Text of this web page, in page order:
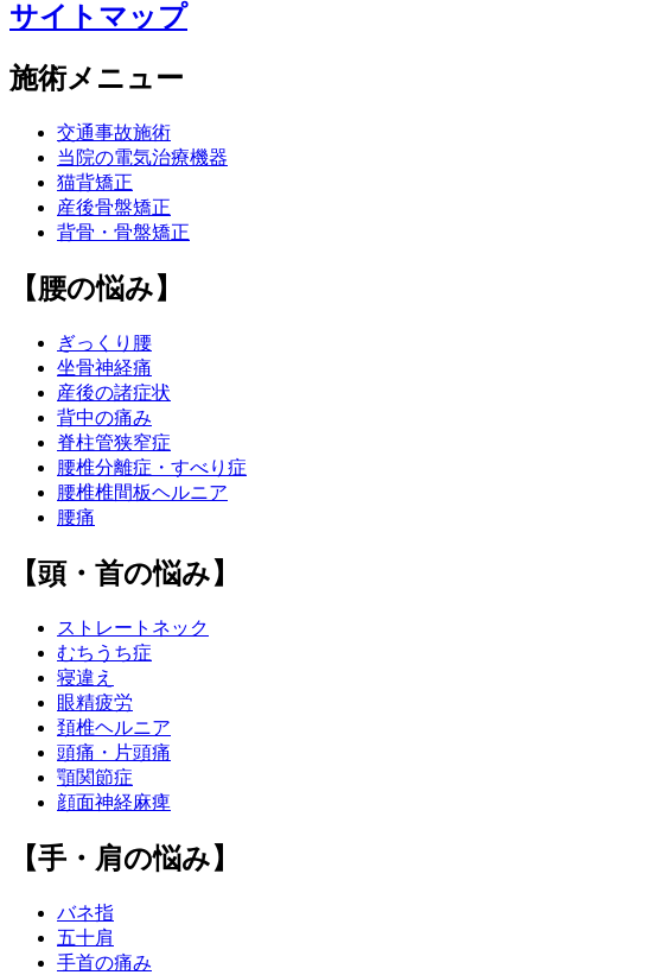
サイトマップ
施術メニュー
交通事故施術
当院の電気治療機器
猫背矯正
産後骨盤矯正
背骨・骨盤矯正
【腰の悩み】
ぎっくり腰
坐骨神経痛
産後の諸症状
背中の痛み
脊柱管狭窄症
腰椎分離症・すべり症
腰椎椎間板ヘルニア
腰痛
【頭・首の悩み】
ストレートネック
むちうち症
寝違え
眼精疲労
頚椎ヘルニア
頭痛・片頭痛
顎関節症
顔面神経麻痺
【手・肩の悩み】
バネ指
五十肩
手首の痛み